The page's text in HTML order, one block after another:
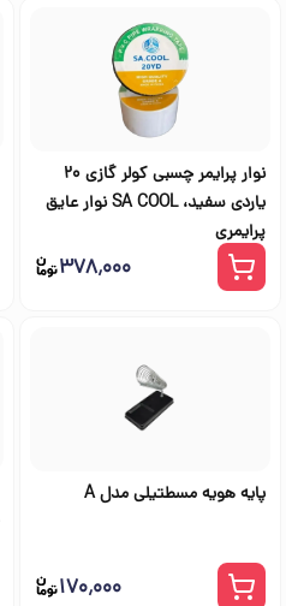
نوار پرایمر چسبی کولر گازی 20
یاردی سفید، SA COOL نوار عایق
پرایمری
۳۷۸٬۰۰۰
پایه هویه مسطتیلی مدل A
۱۷۰٬۰۰۰